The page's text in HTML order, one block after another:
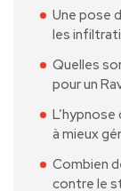
Une pose
les
Quelles
pour un
à mieux
Combien
contre le